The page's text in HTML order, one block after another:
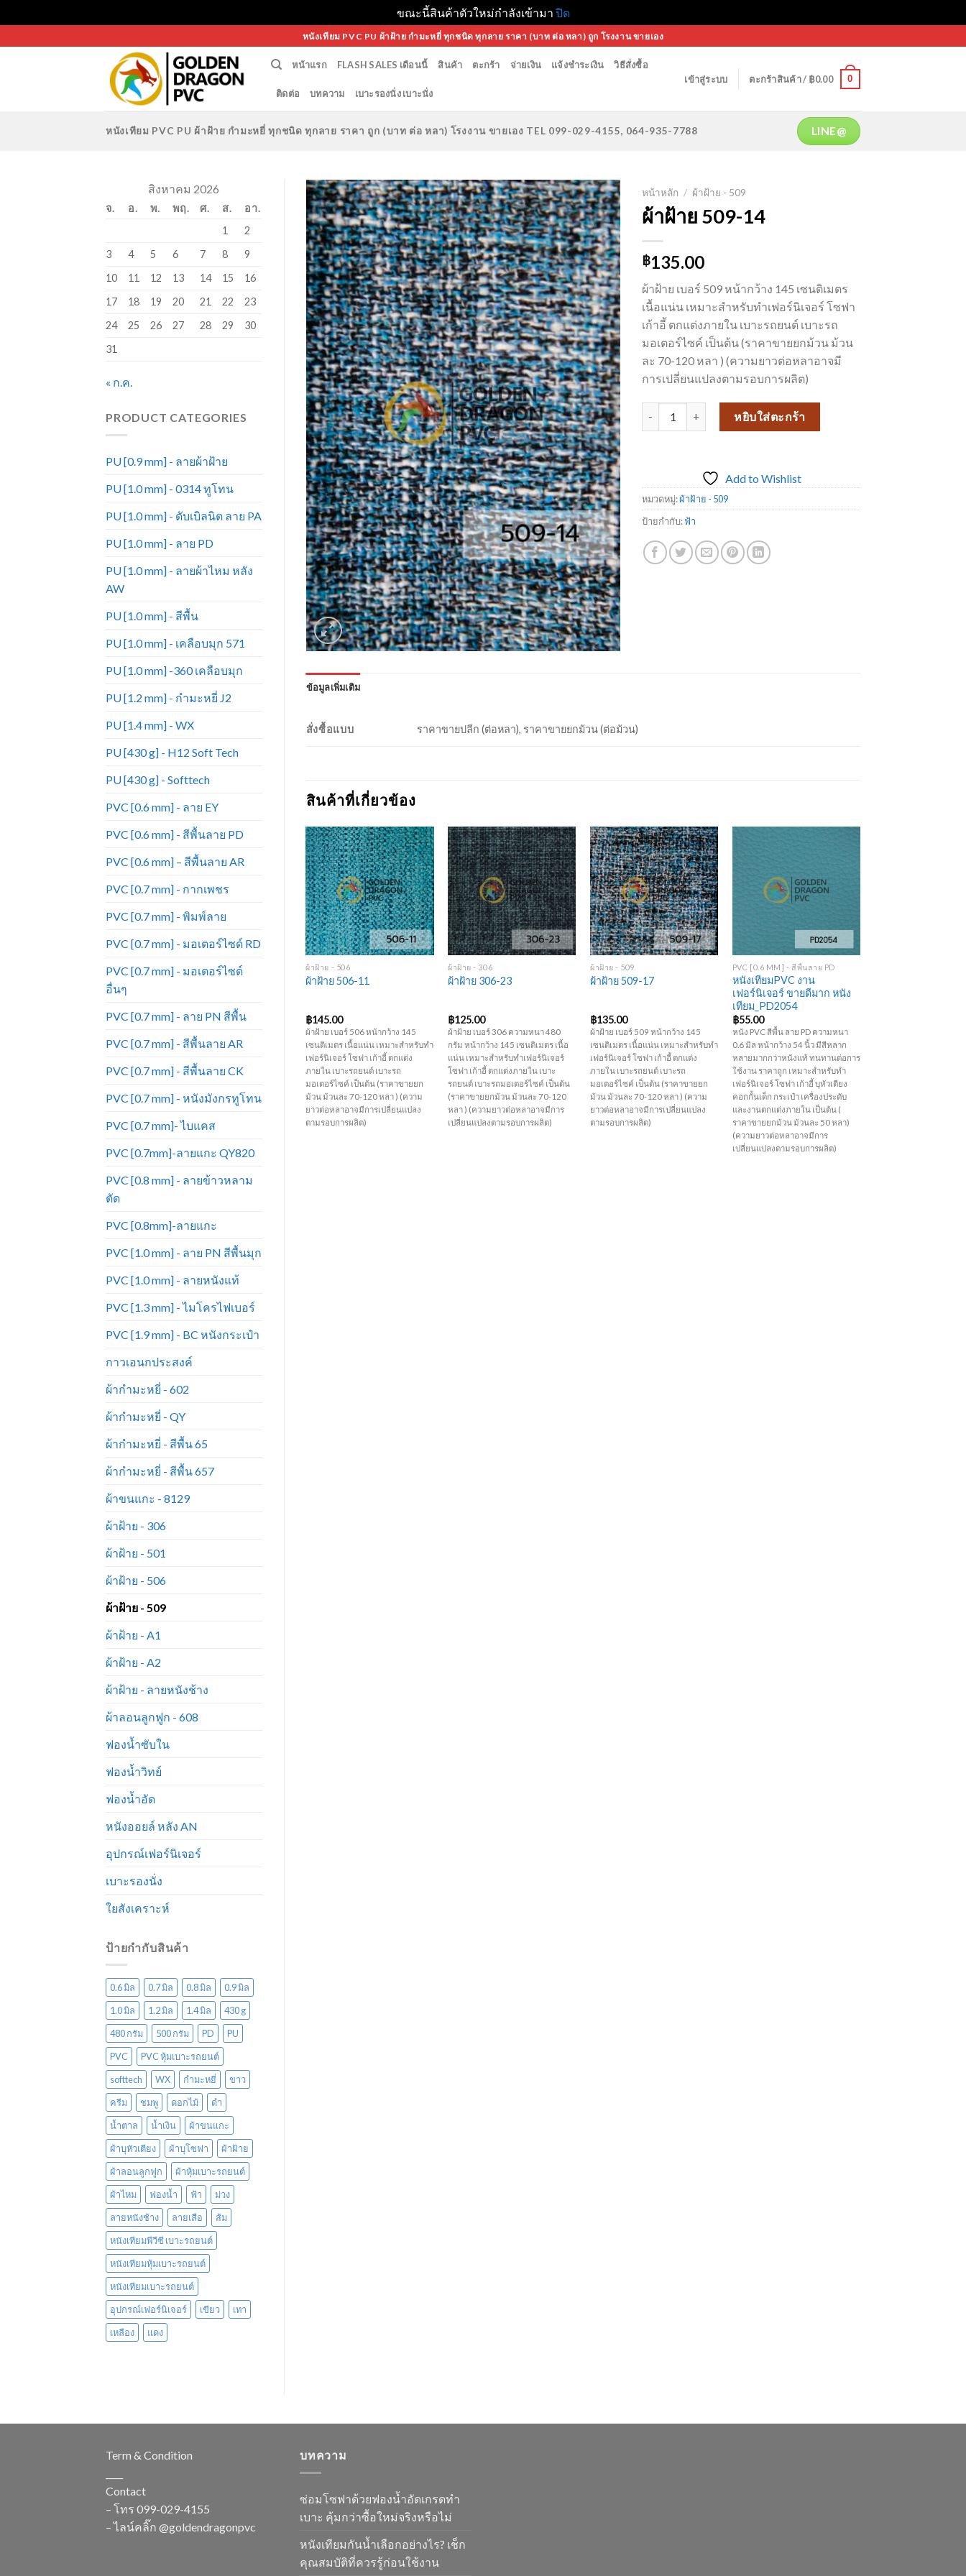
ขณะนี้สินค้าตัวใหม่กำลังเข้ามา ปิด
to
หนังเทียม PVC PU ผ้าฝ้าย กำมะหยี่ ทุกชนิด ทุกลาย ราคา (บาท ต่อ หลา) ถูก โรงงาน ขายเอง
หน้าแรก FLASH SALES เดือนนี้ สินค้า ตะกร้า จ่ายเงิน แจ้งชำระเงิน วิธีสั่งซื้อ
ติดต่อ บทความ เบาะรองนั่ง เบาะนั่ง
เข้าสู่ระบบ ตะกร้าสินค้า / ฿0.00 0
หนังเทียม PVC PU ผ้าฝ้าย กำมะหยี่ ทุกชนิด ทุกลาย ราคา ถูก (บาท ต่อ หลา) โรงงาน ขายเอง TEL 099-029-4155, 064-935-7788 LINE@
สิงหาคม 2026
จ. อ. พ. พฤ. ศ. ส.
อา.
1
2
3
4 5 6 7 8
9
10
11 12 13 14 15
16
17
18 19 20 21 22
23
24
25 26 27 28 29
30
31
« ก.ค.
PRODUCT CATEGORIES
PU [0.9 mm] - ลายผ้าฝ้าย
PU [1.0 mm] - 0314 ทูโทน
PU [1.0 mm] - ดับเบิลนิต ลาย PA
PU [1.0 mm] - ลาย PD
PU [1.0 mm] - ลายผ้าไหม หลัง
AW
PU [1.0 mm] - สีพื้น
PU [1.0 mm] - เคลือบมุก 571
PU [1.0 mm] -360 เคลือบมุก
PU [1.2 mm] - กำมะหยี่ J2
PU [1.4 mm] - WX
PU [430 g] - H12 Soft Tech
PU [430 g] - Softtech
PVC [0.6 mm] - ลาย EY
PVC [0.6 mm] - สีพื้นลาย PD
PVC [0.6 mm] – สีพื้นลาย AR
PVC [0.7 mm] - กากเพชร
PVC [0.7 mm] - พิมพ์ลาย
PVC [0.7 mm] - มอเตอร์ไซด์ RD
PVC [0.7 mm] - มอเตอร์ไซด์
อื่นๆ
PVC [0.7 mm] - ลาย PN สีพื้น
PVC [0.7 mm] - สีพื้นลาย AR
PVC [0.7 mm] - สีพื้นลาย CK
PVC [0.7 mm] - หนังมังกรทูโทน
PVC [0.7 mm]- ไบแคส
PVC [0.7mm]-ลายแกะ QY820
PVC [0.8 mm] - ลายข้าวหลาม
ตัด
PVC [0.8mm]-ลายแกะ
PVC [1.0 mm] - ลาย PN สีพื้นมุก
PVC [1.0 mm] - ลายหนังแท้
PVC [1.3 mm] - ไมโครไฟเบอร์
PVC [1.9 mm] - BC หนังกระเป๋า
กาวเอนกประสงค์
ผ้ากำมะหยี่ - 602
ผ้ากำมะหยี่ - QY
ผ้ากำมะหยี่ - สีพื้น 65
ผ้ากำมะหยี่ - สีพื้น 657
ผ้าขนแกะ - 8129
ผ้าฝ้าย - 306
ผ้าฝ้าย - 501
ผ้าฝ้าย - 506
ผ้าฝ้าย - 509
ผ้าฝ้าย - A1
ผ้าฝ้าย - A2
ผ้าฝ้าย - ลายหนังช้าง
ผ้าลอนลูกฟูก - 608
ฟองน้ำซับใน
ฟองน้ำวิทย์
ฟองน้ำอัด
หนังออยล์ หลัง AN
อุปกรณ์เฟอร์นิเจอร์
เบาะรองนั่ง
ใยสังเคราะห์
ป้ายกำกับสินค้า
0.6 มิล 0.7 มิล 0.8 มิล
0.9 มิล
1.0 มิล
1.2 มิล 1.4 มิล
430 g
480 กรัม
500 กรัม PD
PU
PVC
PVC หุ้มเบาะรถยนต์
softtech
WX กำมะหยี่
ขาว
ครีม
ชมพู ดอกไม้
ดำ
น้ำตาล
น้ำเงิน
ผ้าขนแกะ
ผ้าบุหัวเตียง
ผ้าบุโซฟา
ผ้าฝ้าย
ผ้าลอนลูกฟูก
ผ้าหุ้มเบาะรถยนต์
ผ้าไหม
ฟองน้ำ ฟ้า
ม่วง
ลายหนังช้าง
ลายเสือ
ส้ม
หนังเทียมพีวีซี เบาะรถยนต์
หนังเทียมหุ้มเบาะรถยนต์
หนังเทียมเบาะรถยนต์
อุปกรณ์เฟอร์นิเจอร์
เขียว
เทา
เหลือง
แดง
Add to
Wishlist
หน้าหลัก / ผ้าฝ้าย - 509
ผ้าฝ้าย 509-14
฿135.00
ผ้าฝ้าย เบอร์ 509 หน้ากว้าง 145 เซนติเมตร
เนื้อแน่น เหมาะสำหรับทำเฟอร์นิเจอร์ โซฟา
เก้าอี้ ตกแต่งภายใน เบาะรถยนต์ เบาะรถ
มอเตอร์ไซค์ เป็นต้น (ราคาขายยกม้วน ม้วน
ละ 70-120 หลา ) (ความยาวต่อหลาอาจมี
การเปลี่ยนแปลงตามรอบการผลิต)
จำนวน ผ้าฝ้าย 509-14 ชิ้นหยิบใส่ตะกร้า
Add to Wishlist
หมวดหมู่:ผ้าฝ้าย - 509
ป้ายกำกับ:ฟ้า
ข้อมูลเพิ่มเติม
สั่งซื้อแบบ ราคาขายปลีก (ต่อหลา), ราคาขายยกม้วน (ต่อม้วน)
สินค้าที่เกี่ยวข้อง
Add to
Wishlist
+
ผ้าฝ้าย - 506
ผ้าฝ้าย 506-11
฿145.00
ผ้าฝ้าย เบอร์ 506 หน้ากว้าง 145
เซนติเมตร เนื้อแน่น เหมาะสำหรับทำ
เฟอร์นิเจอร์ โซฟา เก้าอี้ ตกแต่ง
ภายใน เบาะรถยนต์ เบาะรถ
มอเตอร์ไซค์ เป็นต้น (ราคาขายยก
ม้วน ม้วนละ 70-120 หลา ) (ความ
ยาวต่อหลาอาจมีการเปลี่ยนแปลง
ตามรอบการผลิต)
Add to
Wishlist
+
ผ้าฝ้าย - 306
ผ้าฝ้าย 306-23
฿125.00
ผ้าฝ้าย เบอร์ 306 ความหนา 480
กรัม หน้ากว้าง 145 เซนติเมตร เนื้อ
แน่น เหมาะสำหรับทำเฟอร์นิเจอร์
โซฟา เก้าอี้ ตกแต่งภายใน เบาะ
รถยนต์ เบาะรถมอเตอร์ไซค์ เป็นต้น
(ราคาขายยกม้วน ม้วนละ 70-120
หลา ) (ความยาวต่อหลาอาจมีการ
เปลี่ยนแปลงตามรอบการผลิต)
Add to
Wishlist
+
ผ้าฝ้าย - 509
ผ้าฝ้าย 509-17
฿135.00
ผ้าฝ้าย เบอร์ 509 หน้ากว้าง 145
เซนติเมตร เนื้อแน่น เหมาะสำหรับทำ
เฟอร์นิเจอร์ โซฟา เก้าอี้ ตกแต่ง
ภายใน เบาะรถยนต์ เบาะรถ
มอเตอร์ไซค์ เป็นต้น (ราคาขายยก
ม้วน ม้วนละ 70-120 หลา ) (ความ
ยาวต่อหลาอาจมีการเปลี่ยนแปลง
ตามรอบการผลิต)
Add to
PVC [0.6 MM] - สีพื้นลาย PD
หนังเทียมPVC งาน
เฟอร์นิเจอร์ ขายดีมาก หนัง
เทียม_PD2054
฿55.00
หนัง PVC สีพื้น ลาย PD ความหนา
0.6 มิล หน้ากว้าง 54 นิ้ว มีสีหลาก
หลายมากกว่าหนังแท้ ทนทานต่อการ
ใช้งาน ราคาถูก เหมาะสำหรับทำ
เฟอร์นิเจอร์ โซฟา เก้าอี้ บุหัวเตียง
คอกกั้นเด็ก กระเป๋า เครื่องประดับ
และงานตกแต่งภายใน เป็นต้น (
ราคาขายยกม้วน ม้วนละ 50 หลา)
(ความยาวต่อหลาอาจมีการ
เปลี่ยนแปลงตามรอบการผลิต)
Add to
กรัม หน้ากว้าง 145 เซนติเมตร เนื้อ
โซฟา เก้าอี้ ตกแต่งภายใน เบาะ
(ราคาขายยกม้วน ม้วนละ 70-120
เปลี่ยนแปลงตามรอบการผลิต)
+
PVC [0.7 MM] - ลาย PN สีพื้น
หนังเทียมเฟอร์นิเจอร์ ขายดี
฿64.00
0.7 มิล หน้ากว้าง 54 นิ้ว มีสีหลาก
ใช้งาน ราคาถูก เหมาะสำหรับทำ
คอกกั้นเด็ก กระเป๋า เครื่องประดับ
ราคาขายยกม้วน ม้วนละ 50 หลา)
เปลี่ยนแปลงตามรอบการผลิต)
Term & Condition
Contact
– โทร 099-029-4155
– ไลน์คลิ๊ก @goldendragonpvc
บทความ
ซ่อมโซฟาด้วยฟองน้ำอัดเกรดทำ
เบาะ คุ้มกว่าซื้อใหม่จริงหรือไม่
หนังเทียมกันน้ำเลือกอย่างไร? เช็ก
คุณสมบัติที่ควรรู้ก่อนใช้งาน